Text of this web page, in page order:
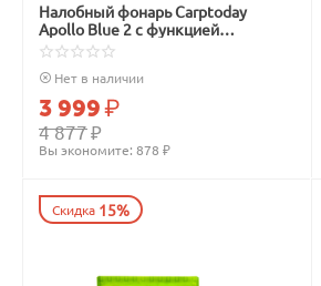
Налобный фонарь Carptoday
Apollo Blue 2 с функцией
подсвечивания лески синим
светом
Нет в наличии
4 877₽
3 999₽
Вы экономите: 878 ₽
Скидка 15%